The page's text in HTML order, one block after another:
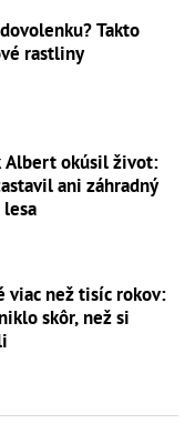
Takto
rastliny
Albert okúsil život:
ani záhradný
viac než tisíc rokov:
skôr, než si